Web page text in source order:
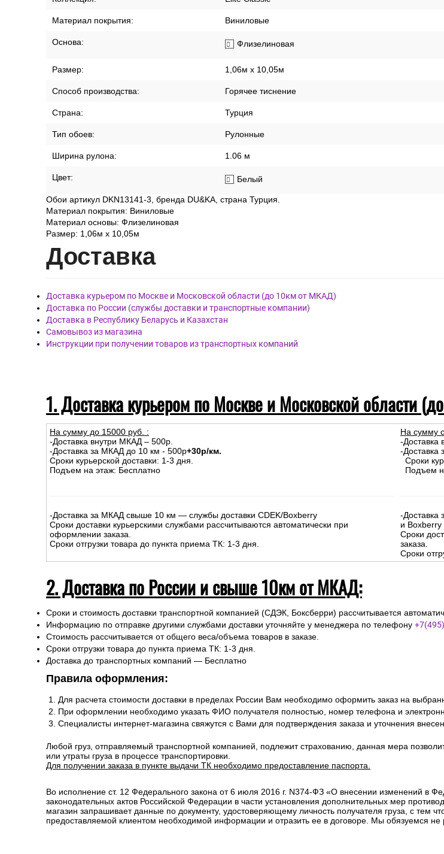
Материал покрытия: Виниловые
Основа: Флизелиновая
Размер: 1,06м х 10,05м
Способ производства: Горячее тиснение
Страна: Турция
Тип обоев: Рулонные
Ширина рулона: 1.06 м
Цвет: Белый
Обои артикул DKN13141-3, бренда DU&KA, страна Турция.
Материал покрытия: Виниловые
Материал основы: Флизелиновая
Размер: 1,06м х 10,05м
Доставка
Доставка курьером по Москве и Московской области (до 10км от МКАД)
Доставка по России (службы доставки и транспортные компании)
Доставка в Республику Беларусь и Казахстан
Самовывоз из магазина
Инструкции при получении товаров из транспортных компаний
1. Доставка курьером по Москве и Московской области
На сумму до 15000 руб. :
-Доставка внутри МКАД – 500р.
-Доставка за МКАД до 10 км - 500р+30р/км.
Сроки курьерской доставки: 1-3 дня.
Подъем на этаж: Бесплатно
-Доставка за МКАД свыше 10 км — службы доставки CDEK/Boxberry
Сроки доставки курьерскими службами рассчитываются автоматически при
оформлении заказа.
Сроки отгрузки товара до пункта приема ТК: 1-3 дня.
На сумму
-Доставка
-Доставка
Сроки
Подъем
-Доставка
и Boxberry
Сроки
заказа.
Сроки
2. Доставка по России и свыше 10км от МКАД:
Сроки и стоимость доставки транспортной компанией (СДЭК, Боксберри) рассчитывается
Информацию по отправке другими службами доставки уточняйте у менеджера по телефону
Стоимость рассчитывается от общего веса/объема товаров в заказе.
Сроки отгрузки товара до пункта приема ТК: 1-3 дня.
Доставка до транспортных компаний — Бесплатно
Правила оформления:
Для расчета стоимости доставки в пределах России Вам необходимо оформить заказ на
При оформлении необходимо указать ФИО получателя полностью, номер телефона и
Специалисты интернет-магазина свяжутся с Вами для подтверждения заказа и уточнения
Любой груз, отправляемый транспортной компанией, подлежит страхованию, данная мера
или утраты груза в процессе транспортировки.
Для получении заказа в пункте выдачи ТК необходимо предоставление паспорта.
Во исполнение ст. 12 Федерального закона от 6 июля 2016 г. N374-ФЗ «О внесении изменений в
законодательных актов Российской Федерации в части установления дополнительных мер
магазин запрашивает данные по документу, удостоверяющему личность получателя груза, с тем
предоставляемой клиентом необходимой информации и отразить ее в договоре. Мы обязуемся не